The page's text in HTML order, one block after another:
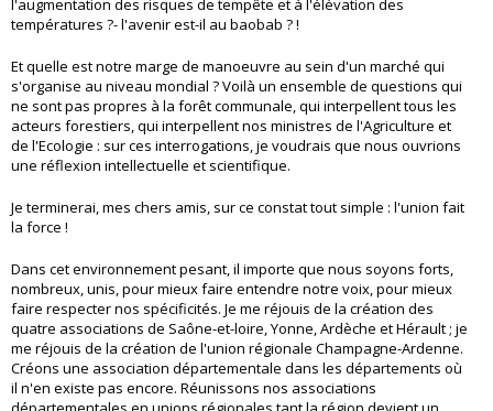
l'augmentation des risques de tempête et à l'élévation des
températures ?- l'avenir est-il au baobab ? !
Et quelle est notre marge de manoeuvre au sein d'un marché qui
s'organise au niveau mondial ? Voilà un ensemble de questions qui
ne sont pas propres à la forêt communale, qui interpellent tous les
acteurs forestiers, qui interpellent nos ministres de l'Agriculture et
de l'Ecologie : sur ces interrogations, je voudrais que nous ouvrions
une réflexion intellectuelle et scientifique.
Je terminerai, mes chers amis, sur ce constat tout simple : l'union fait
la force !
Dans cet environnement pesant, il importe que nous soyons forts,
nombreux, unis, pour mieux faire entendre notre voix, pour mieux
faire respecter nos spécificités. Je me réjouis de la création des
quatre associations de Saône-et-loire, Yonne, Ardèche et Hérault ; je
me réjouis de la création de l'union régionale Champagne-Ardenne.
Créons une association départementale dans les départements où
il n'en existe pas encore. Réunissons nos associations